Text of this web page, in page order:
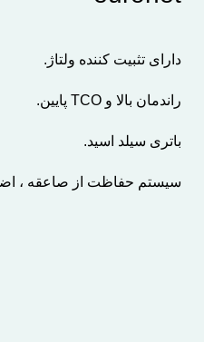
دارای تثبیت کننده ولتاژ.
راندمان بالا و TCO پایین.
باتری سیلد اسید.
سیستم حفاظت از صاعقه ،